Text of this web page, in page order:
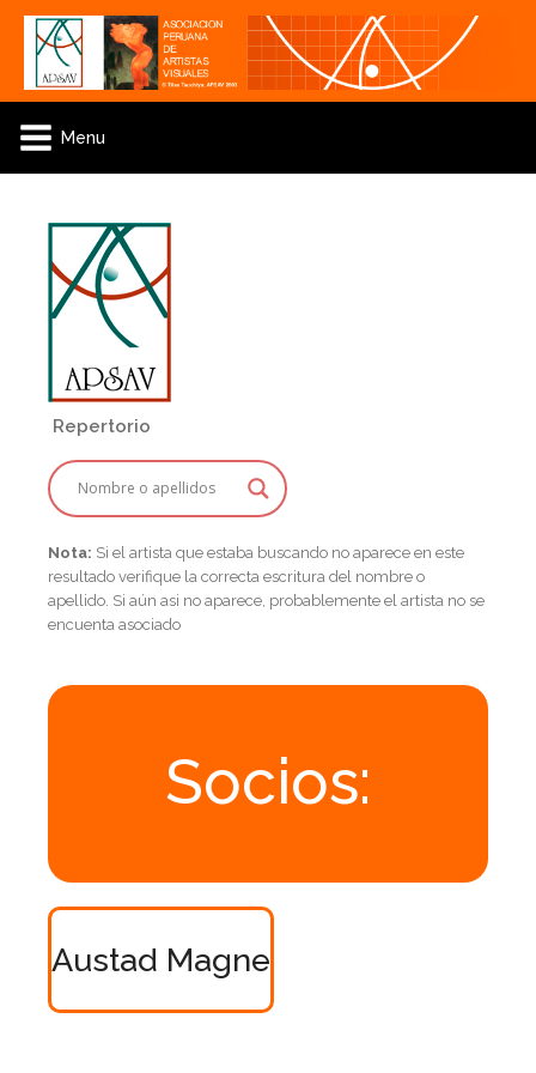
Menu
Repertorio
Nota: Si el artista que estaba buscando no aparece en este
resultado verifique la correcta escritura del nombre o
apellido. Si aún asi no aparece, probablemente el artista no se
encuenta asociado
Socios:
Austad Magne